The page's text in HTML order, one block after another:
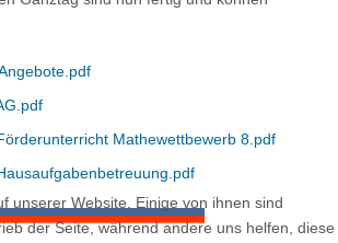
Mathewettbewerb 8.pdf
unserer Website. Einige von ihnen sind
der Seite, während andere uns helfen, diese